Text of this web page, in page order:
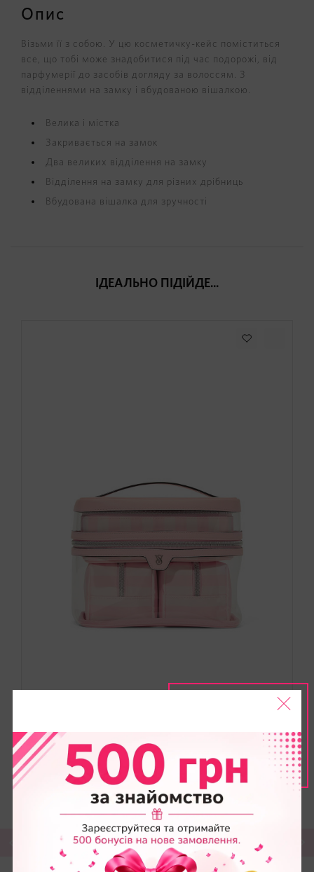
Опис
Візьми її з собою. У цю косметичку-кейс поміститься
все, що тобі може знадобитися під час подорожі, від
парфумерії до засобів догляду за волоссям. З
відділеннями на замку і вбудованою вішалкою.
Велика і містка
Закривається на замок
Два великих відділення на замку
Відділення на замку для різних дрібниць
Вбудована вішалка для зручності
ІДЕАЛЬНО ПІДІЙДЕ...
4895 грн